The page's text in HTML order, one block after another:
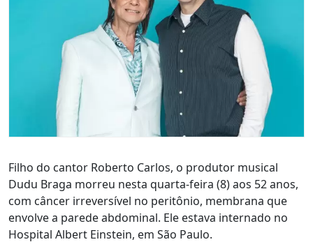
Filho do cantor Roberto Carlos, o produtor musical
Dudu Braga morreu nesta quarta-feira (8) aos 52 anos,
com câncer irreversível no peritônio, membrana que
envolve a parede abdominal. Ele estava internado no
Hospital Albert Einstein, em São Paulo.